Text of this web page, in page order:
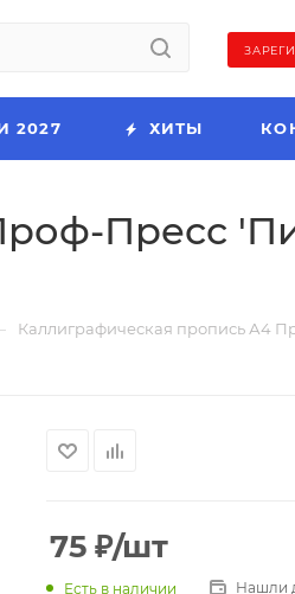
2027 ХИТЫ
Пресс
Каллиграфическая пропись А4
75 ₽/шт
Есть в наличии Нашли